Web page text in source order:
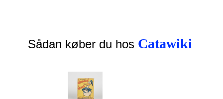
Sådan køber du hos Catawiki